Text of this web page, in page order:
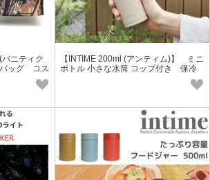
バニティク
バッグ コス
【INTIME 200ml (アンティム)】 ミニ
ボトル 小さな水筒 コップ付き 保冷